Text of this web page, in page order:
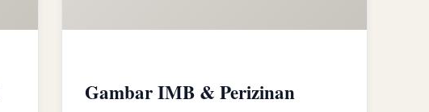
Gambar IMB & Perizinan